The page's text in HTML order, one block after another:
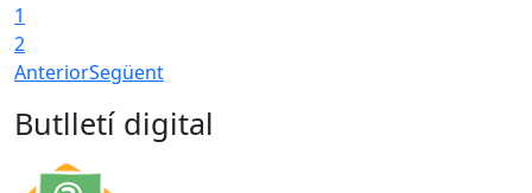
1
2
AnteriorSegüent
Butlletí digital